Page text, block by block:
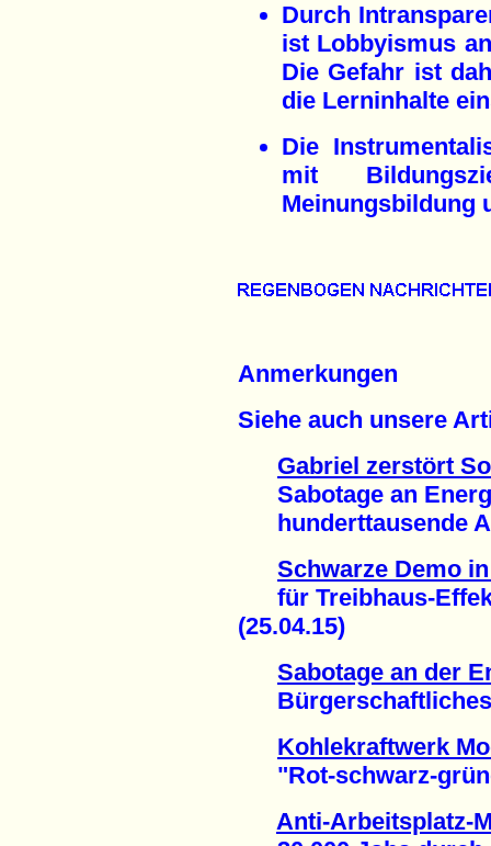
Durch
ist Lobbyismus
Die Gefahr ist
die Lerninhalte
Die
mit
Meinungsbildung
Anmerkungen
Siehe auch unsere
Gabriel zerstört
Sabotage an
hunderttausende
Schwarze Demo
für Treibhaus-
(25.04.15)
Sabotage an der
Bürgerschaftliches
Kohlekraftwerk
"Rot-schwarz-
Anti-Arbeitsplatz-